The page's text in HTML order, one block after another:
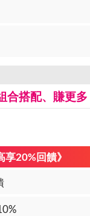
合搭配、賺更多
20%回饋》